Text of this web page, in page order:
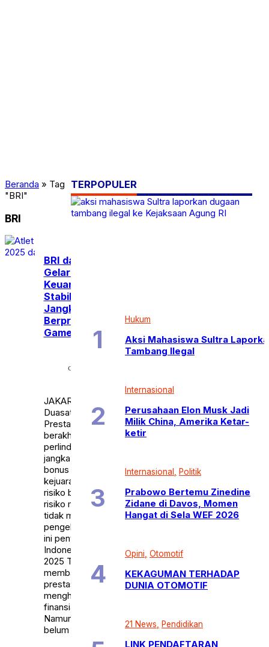
Uncategorized
War
Beranda » Tag
"BRI"
BRI
BRI dan Kemenpora
Gelar Literasi
Keuangan, Dukung
Stabilitas Finansial
Jangka Panjang Atlet
Berprestasi SEA
Games 2025
calendar_month
Sabtu,
JAKARTA,
Duasatunews.com –
Prestasi atlet sering
berakhir tanpa
perlindungan finansial
jangka panjang. Karena itu,
bonus besar pasca-
kejuaraan kerap memicu
risiko baru. Terutama,
risiko muncul ketika atlet
tidak memiliki pemahaman
pengelolaan keuangan. Isu
ini penting seiring capaian
Indonesia di SEA Games
2025 Thailand. Selain
membawa kebanggaan,
prestasi tersebut juga
menghadirkan apresiasi
finansial signifikan.
Namun, banyak atlet
belum […]
TERPOPULER
Hukum
Aksi Mahasiswa Sultra
Tambang Ilegal
Internasional
Perusahaan Elon Musk Jadi
Milik China, Amerika Ketar-
ketir
Internasional Politik
Prabowo Bertemu Zinedine
Zidane di Davos, Momen
Hangat di Sela WEF 2026
Opini Otomotif
KEKAGUMAN TERHADAP
DUNIA OTOMOTIF
21 News Pendidikan
LINK PENDAFTARAN